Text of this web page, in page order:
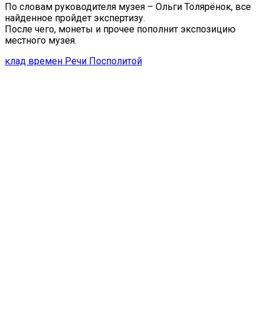
По словам руководителя музея – Ольги Толярёнок, все
найденное пройдет экспертизу.
После чего, монеты и прочее пополнит экспозицию
местного музея.
клад времен Речи Посполитой